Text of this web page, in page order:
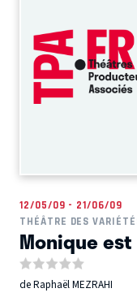
12/05/09 - 21/06/09
THÉÂTRE DES
Monique
de Raphaël MEZRAHI